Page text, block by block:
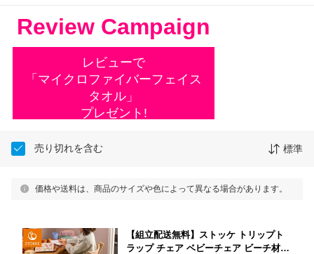
売り切れを含む 標準
価格や送料は、商品のサイズや色によって異なる場合があります。
【組立配送無料】ストッケ トリップト
ラップ チェア ベビーチェア ビーチ材